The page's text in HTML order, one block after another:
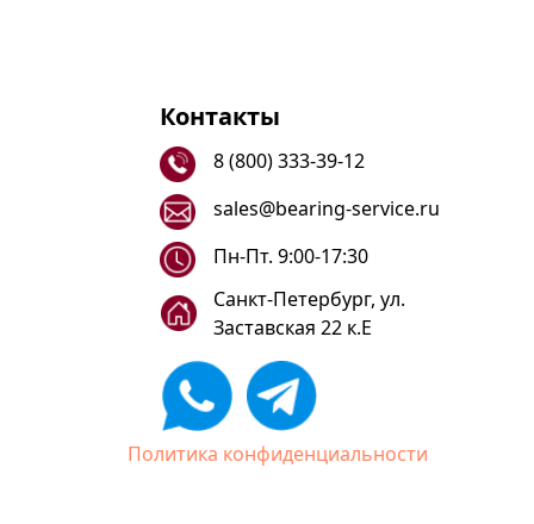
Контакты
8 (800) 333-39-12
sales@bearing-service.ru
Санкт-Петербург, ул.
Заставская 22 к.Е
Пн-Пт. 9:00-17:30
Политика конфиденциальности